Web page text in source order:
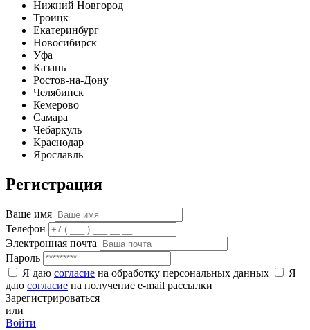
Нижний Новгород
Троицк
Екатеринбург
Новосибирск
Уфа
Казань
Ростов-на-Дону
Челябинск
Кемерово
Самара
Чебаркуль
Краснодар
Ярославль
Регистрация
Ваше имя
Телефон
Электронная почта
Пароль
Я даю согласие на обработку персональных данных
Я
даю согласие на получение e-mail рассылки
Зарегистрироваться
или
Войти